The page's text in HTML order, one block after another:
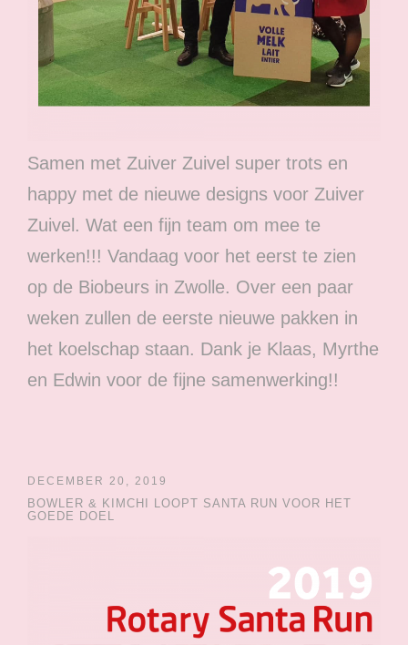
Samen met Zuiver Zuivel super trots en
happy met de nieuwe designs voor Zuiver
Zuivel. Wat een fijn team om mee te
werken!!! Vandaag voor het eerst te zien
op de Biobeurs in Zwolle. Over een paar
weken zullen de eerste nieuwe pakken in
het koelschap staan. Dank je Klaas, Myrthe
en Edwin voor de fijne samenwerking!!
DECEMBER 20, 2019
BOWLER & KIMCHI LOOPT SANTA RUN VOOR HET
GOEDE DOEL